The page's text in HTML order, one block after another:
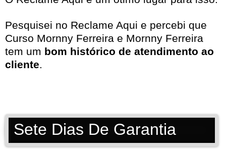
Pesquisei no Reclame Aqui e percebi que
Curso Mornny Ferreira e Mornny Ferreira
tem um bom histórico de atendimento ao
cliente.
Sete Dias De Garantia